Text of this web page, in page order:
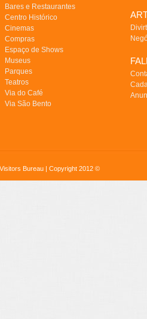
Bares e Restaurantes
Centro Histórico
Cinemas
Compras
Espaço de Shows
Museus
Parques
Teatros
Via do Café
Via São Bento
Bureau | Copyright 2012 ©